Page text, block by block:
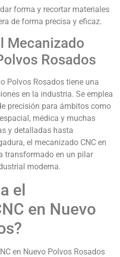
forma y recortar materiales
de forma precisa y eficaz.
Mecanizado
Rosados
Polvos Rosados tiene una
en la industria. Se emplea
precisión para ámbitos como
médica y muchas
y detalladas hasta
el mecanizado CNC en
transformado en un pilar
moderna.
el
en Nuevo
en Nuevo Polvos Rosados